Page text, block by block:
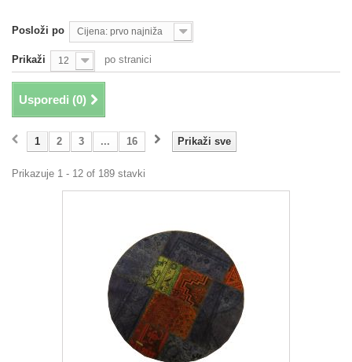
Posloži po Cijena: prvo najniža
Prikaži 12 po stranici
Usporedi (0)
Prikaži sve
1 2 3 ... 16
Prikazuje 1 - 12 of 189 stavki